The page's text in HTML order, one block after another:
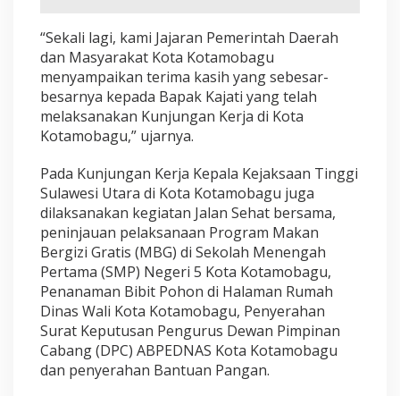
“Sekali lagi, kami Jajaran Pemerintah Daerah
dan Masyarakat Kota Kotamobagu
menyampaikan terima kasih yang sebesar-
besarnya kepada Bapak Kajati yang telah
melaksanakan Kunjungan Kerja di Kota
Kotamobagu,” ujarnya.
Pada Kunjungan Kerja Kepala Kejaksaan Tinggi
Sulawesi Utara di Kota Kotamobagu juga
dilaksanakan kegiatan Jalan Sehat bersama,
peninjauan pelaksanaan Program Makan
Bergizi Gratis (MBG) di Sekolah Menengah
Pertama (SMP) Negeri 5 Kota Kotamobagu,
Penanaman Bibit Pohon di Halaman Rumah
Dinas Wali Kota Kotamobagu, Penyerahan
Surat Keputusan Pengurus Dewan Pimpinan
Cabang (DPC) ABPEDNAS Kota Kotamobagu
dan penyerahan Bantuan Pangan.